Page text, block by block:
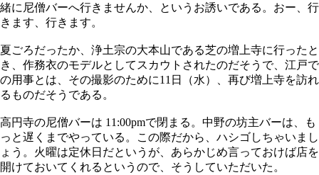
緒に尼僧バーへ行きませんか、というお誘いである。おー、行
きます、行きます。
夏ごろだったか、浄土宗の大本山である芝の増上寺に行ったと
き、作務衣のモデルとしてスカウトされたのだそうで、江戸で
の用事とは、その撮影のために11日（水）、再び増上寺を訪れ
るものだそうである。
高円寺の尼僧バーは 11:00pmで閉まる。中野の坊主バーは、も
っと遅くまでやっている。この際だから、ハシゴしちゃいまし
ょう。火曜は定休日だというが、あらかじめ言っておけば店を
開けておいてくれるというので、そうしていただいた。